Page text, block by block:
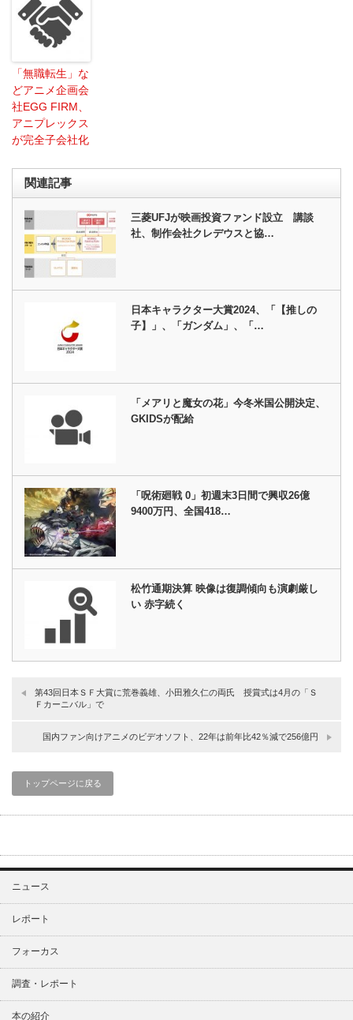
「無職転生」な
どアニメ企画会
社EGG FIRM、
アニプレックス
が完全子会社化
関連記事
三菱UFJが映画投資ファンド設立 講談
社、制作会社クレデウスと協…
日本キャラクター大賞2024、「【推しの
子】」、「ガンダム」、「…
「メアリと魔女の花」今冬米国公開決定、
GKIDSが配給
「呪術廻戦 0」初週末3日間で興収26億
9400万円、全国418…
松竹通期決算 映像は復調傾向も演劇厳し
い 赤字続く
第43回日本ＳＦ大賞に荒巻義雄、小田雅久仁の両氏 授賞式は4月の「Ｓ
Ｆカーニバル」で
国内ファン向けアニメのビデオソフト、22年は前年比42％減で256億円
トップページに戻る
ニュース
レポート
フォーカス
調査・レポート
本の紹介